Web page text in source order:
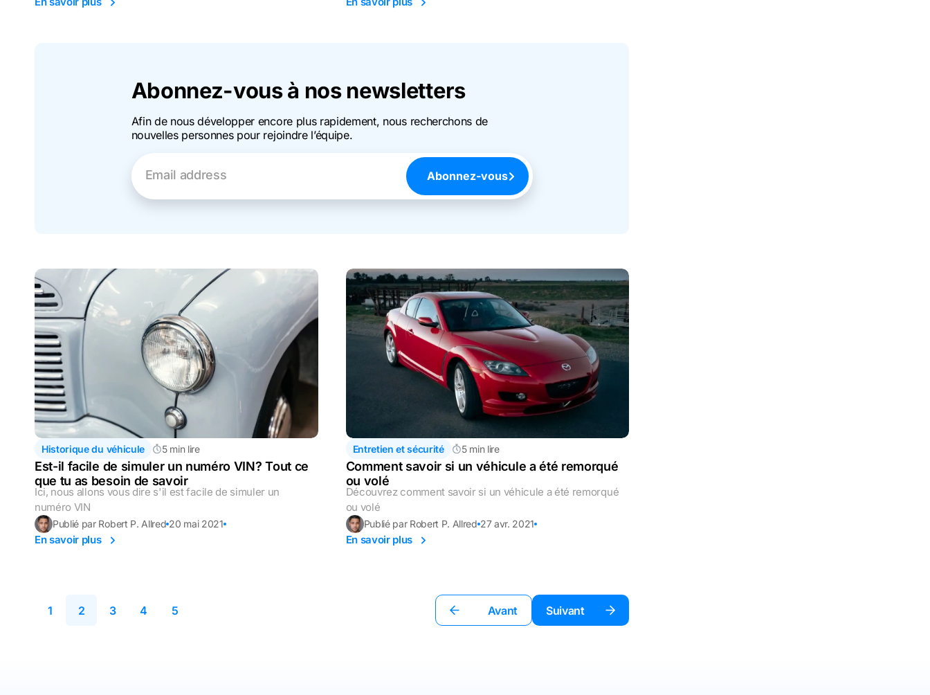
Abonnez-vous à nos newsletters
Afin de nous développer encore plus rapidement, nous recherchons de
nouvelles personnes pour rejoindre l’équipe.
Email address Abonnez-vous
Historique du véhicule 5 min lire
Est-il facile de simuler un numéro VIN? Tout ce
que tu as besoin de savoir
Ici, nous allons vous dire s'il est facile de simuler un
numéro VIN
Publié par Robert P. Allred 20 mai 2021
En savoir plus
Entretien et sécurité 5 min lire
Comment savoir si un véhicule a été remorqué
ou volé
Découvrez comment savoir si un véhicule a été remorqué
ou volé
Publié par Robert P. Allred 27 avr. 2021
En savoir plus
1 2 3 4 5 Avant Suivant